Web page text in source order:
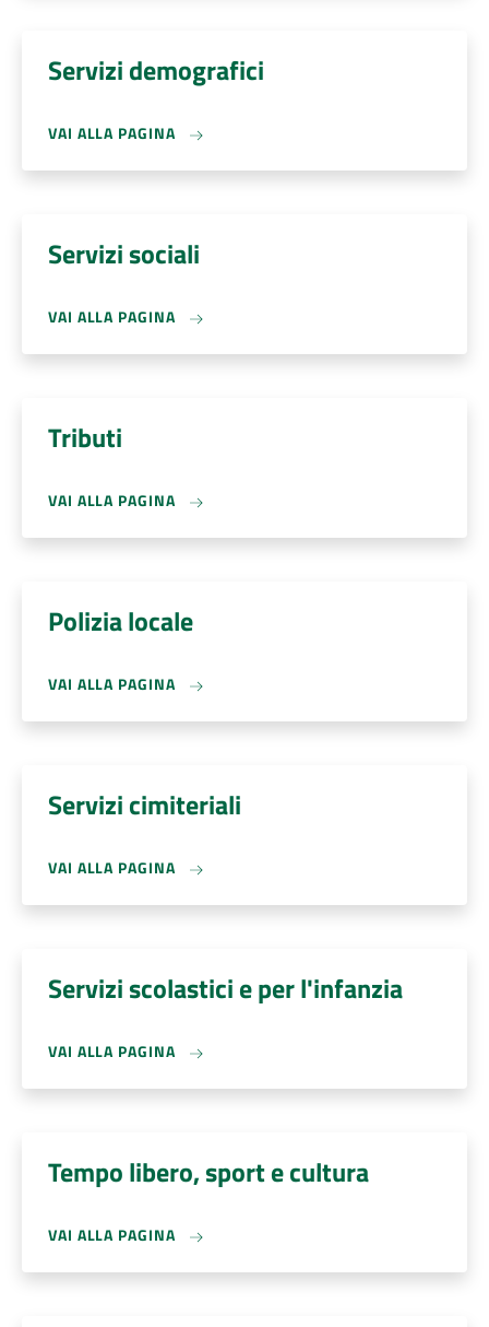
Servizi demografici
VAI ALLA PAGINA
Servizi sociali
VAI ALLA PAGINA
Tributi
VAI ALLA PAGINA
Polizia locale
VAI ALLA PAGINA
Servizi cimiteriali
VAI ALLA PAGINA
Servizi scolastici e per l'infanzia
VAI ALLA PAGINA
Tempo libero, sport e cultura
VAI ALLA PAGINA